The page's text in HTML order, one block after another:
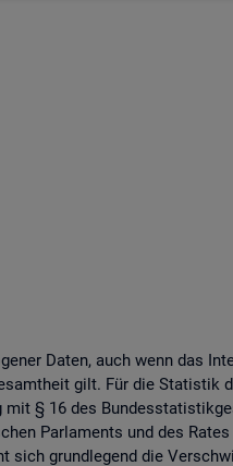
Daten, auch wenn das
gilt. Für die Sta­tis­tik
§ 16 des
Par­la­ments und des
sich grund­le­gend die